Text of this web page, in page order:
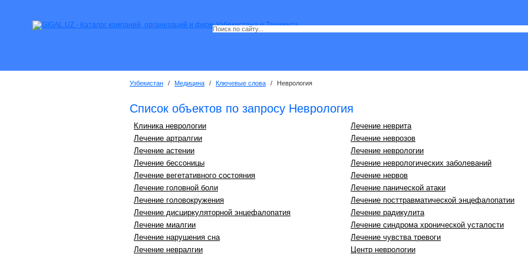
Узбекистан / Медицина / Ключевые слова / Неврология
Список объектов по запросу Неврология
Клиника неврологии
Лечение артралгии
Лечение астении
Лечение бессоницы
Лечение вегетативного состояния
Лечение головной боли
Лечение головокружения
Лечение дисциркуляторной энцефалопатия
Лечение миалгии
Лечение нарушения сна
Лечение невралгии
Лечение неврита
Лечение неврозов
Лечение неврологии
Лечение неврологических заболеваний
Лечение нервов
Лечение панической атаки
Лечение посттравматической энцефалопатии
Лечение радикулита
Лечение синдрома хронической усталости
Лечение чувства тревоги
Центр неврологии